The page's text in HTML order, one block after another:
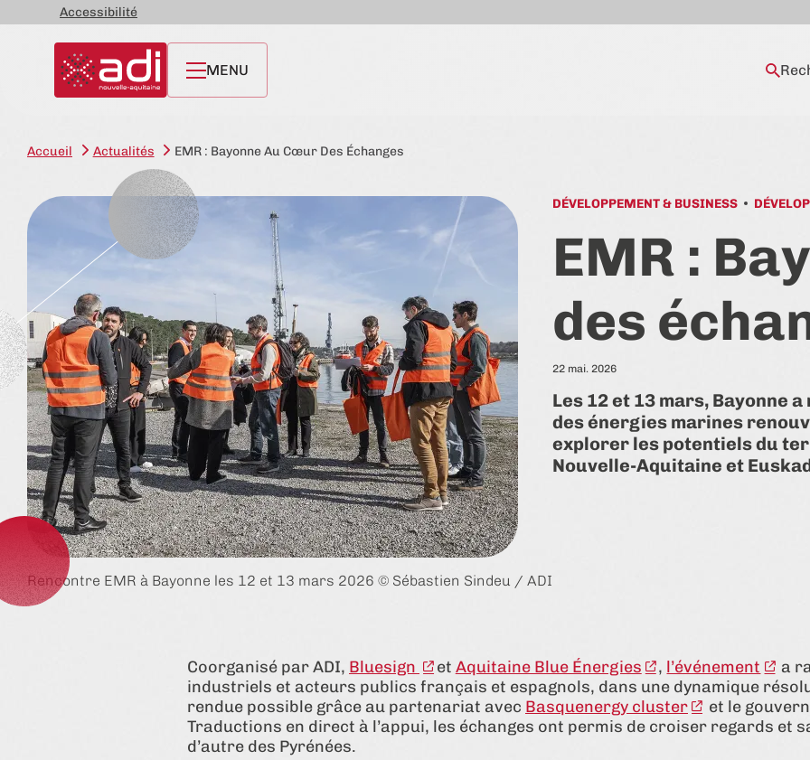
Accessibilité
MENU
Accueil Actualités EMR : Bayonne Au Cœur Des Échanges
Rencontre EMR à Bayonne les 12 et 13 mars 2026 © Sébastien Sindeu / ADI
DÉVELOPPEMENT & BUSINESS
EMR :
des
22 mai. 2026
Les 12 et 13 mars, Bayonne
des énergies marines
explorer les potentiels du
Nouvelle-Aquitaine et
Coorganisé par ADI, Bluesign et Aquitaine Blue Énergies , l’événement
a
industriels et acteurs publics français et espagnols, dans une dynamique
rendue possible grâce au partenariat avec Basquenergy cluster
et le
Traductions en direct à l’appui, les échanges ont permis de croiser regards et
d’autre des Pyrénées.